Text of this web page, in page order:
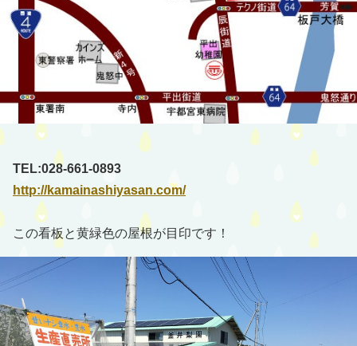
TEL:028-661-0893
http://kamainashiyasan.com/
この看板と黄緑色の屋根が目印です！